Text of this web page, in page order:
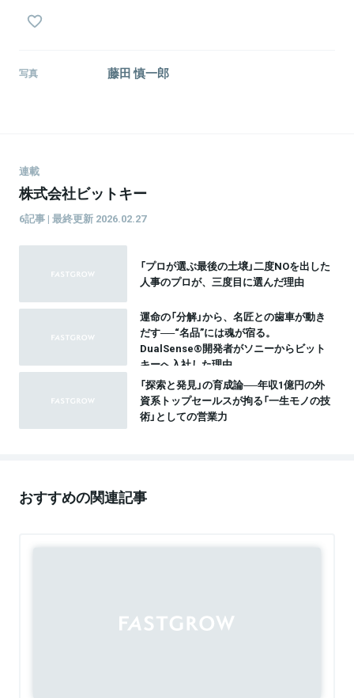
写真 藤田 慎一郎
連載
株式会社ビットキー
6記事 | 最終更新 2026.02.27
「プロが選ぶ最後の土壌」二度NOを出した
人事のプロが、三度目に選んだ理由
運命の「分解」から、名匠との⻭⾞が動き
だす──“名品”には魂が宿る。
DualSense®開発者がソニーからビット
キーへ入社した理由
「探索と発見」の育成論──年収1億円の外
資系トップセールスが拘る「一生モノの技
術」としての営業力
おすすめの関連記事